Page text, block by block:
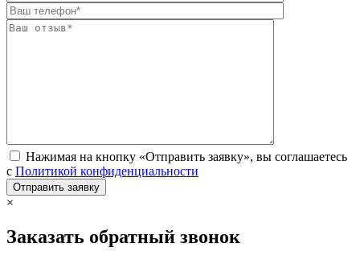
Нажимая на кнопку «Отправить заявку», вы соглашаетесь
с Политикой конфиденциальности
×
Заказать обратный звонок